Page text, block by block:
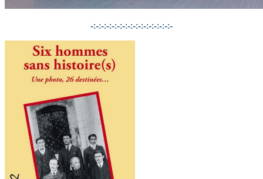
-:-:-:-:-:-:-:-:-:-:-:-:-:-:-:-